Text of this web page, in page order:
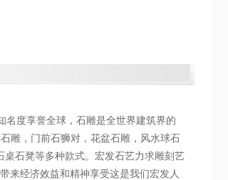
度享誉全球，石雕是全世界建筑界的
雕，门前石狮对，花盆石雕，风水球石
石凳等多种款式。宏发石艺力求雕刻艺
来经济效益和精神享受这是我们宏发人